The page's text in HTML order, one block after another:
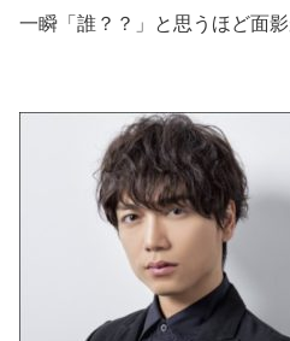
一瞬「誰？？」と思うほど面影